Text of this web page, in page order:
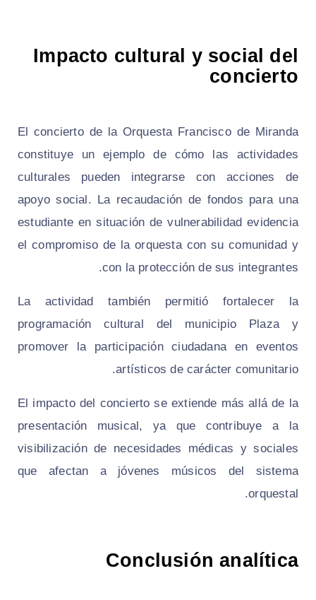
Impacto cultural y social del
concierto
El concierto de la Orquesta Francisco de Miranda
constituye un ejemplo de cómo las actividades
culturales pueden integrarse con acciones de
apoyo social. La recaudación de fondos para una
estudiante en situación de vulnerabilidad evidencia
el compromiso de la orquesta con su comunidad y
con la protección de sus integrantes.
La actividad también permitió fortalecer la
programación cultural del municipio Plaza y
promover la participación ciudadana en eventos
artísticos de carácter comunitario.
El impacto del concierto se extiende más allá de la
presentación musical, ya que contribuye a la
visibilización de necesidades médicas y sociales
que afectan a jóvenes músicos del sistema
orquestal.
Conclusión analítica